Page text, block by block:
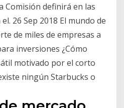
Comisión definirá en las
26 Sep 2018 El mundo de
de miles de empresas a
inversiones ¿Cómo
motivado por el corto
ningún Starbucks o